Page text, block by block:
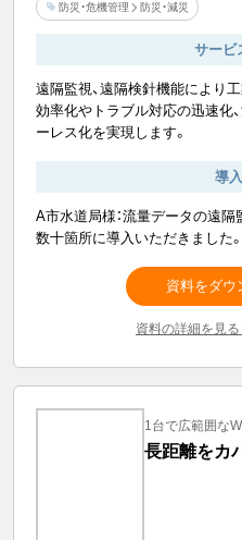
防災・危機管理 防災・減災
サービ
遠隔監視、遠隔検針機能により
効率化やトラブル対応の迅速化
ーレス化を実現します。
導
A市水道局様：流量データの遠
数十箇所に導入いただきました。
資料をダウ
資料の詳細を見る
1台で広範囲な
長距離をカ